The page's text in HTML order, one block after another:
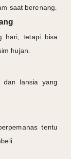
saat berenang.
hari, tetapi bisa
hujan.
dan lansia yang
tentu